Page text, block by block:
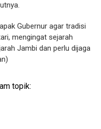
Gubernur agar tradisi
mengingat sejarah
Jambi dan perlu dijaga
topik: